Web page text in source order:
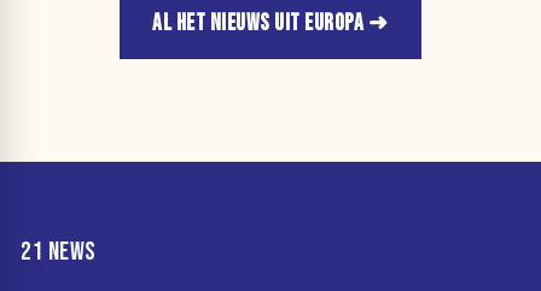
AL HET NIEUWS UIT EUROPA
21 NEWS